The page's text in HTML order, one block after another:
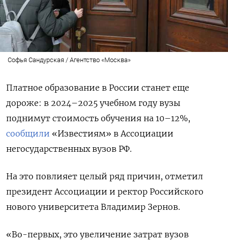
Софья Сандурская / Агентство «Москва»
Платное образование в России станет еще
дороже: в 2024–2025 учебном году вузы
поднимут стоимость обучения на 10–12%,
сообщили «Известиям» в Ассоциации
негосударственных вузов РФ.
На это повлияет целый ряд причин, отметил
президент Ассоциации и ректор Российского
нового университета Владимир Зернов.
«Во-первых, это увеличение затрат вузов